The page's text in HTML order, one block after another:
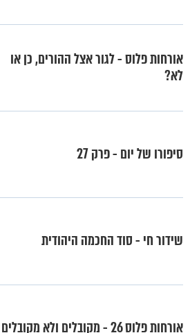
אורחות פלוס - לגור אצל ההורים, כן או
לא?
סיפורו של יום - פרק 27
שידור חי - סוד החכמה היהודית
אורחות פלוס 26 - מקובלים ולא מקובלים